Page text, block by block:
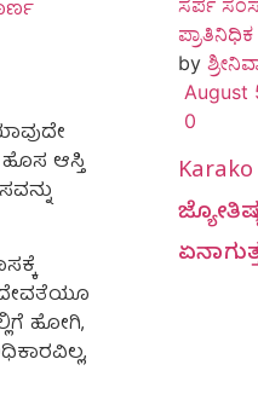
ಆಸ್ತಿ
ಹೋಗಿ,
ಸರ್ಪ
ಪ್ರಾತಿನಿಧಿಕ
by
August
0